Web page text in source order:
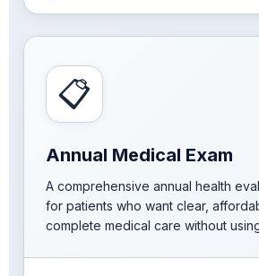
📋
Annual Medical Exam
A comprehensive annual health
for patients who want clear,
complete medical care without